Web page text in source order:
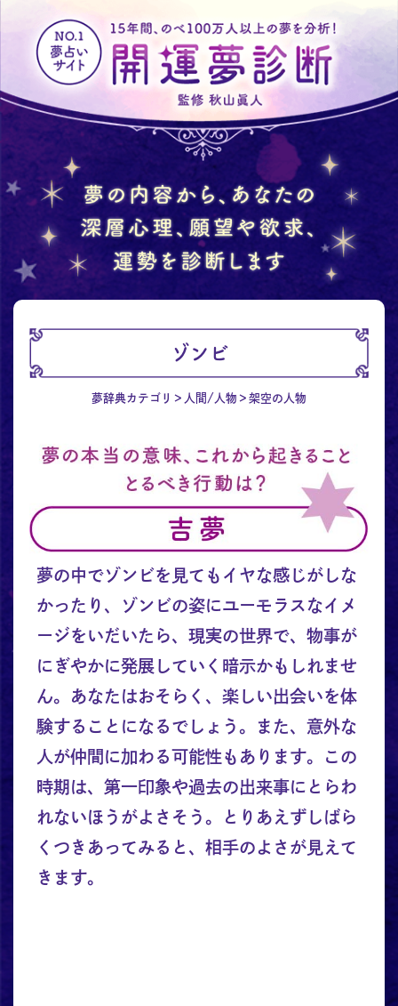
ゾンビ
夢辞典カテゴリ 人間/人物 架空の人物
夢の中でゾンビを見てもイヤな感じがしな
かったり、ゾンビの姿にユーモラスなイメ
ージをいだいたら、現実の世界で、物事が
にぎやかに発展していく暗示かもしれませ
ん。あなたはおそらく、楽しい出会いを体
験することになるでしょう。また、意外な
人が仲間に加わる可能性もあります。この
時期は、第一印象や過去の出来事にとらわ
れないほうがよさそう。とりあえずしばら
くつきあってみると、相手のよさが見えて
きます。